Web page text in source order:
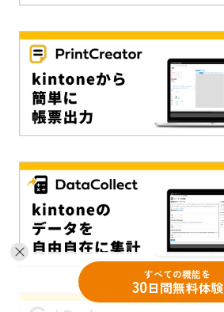
すべての機能を
30日間無料体験